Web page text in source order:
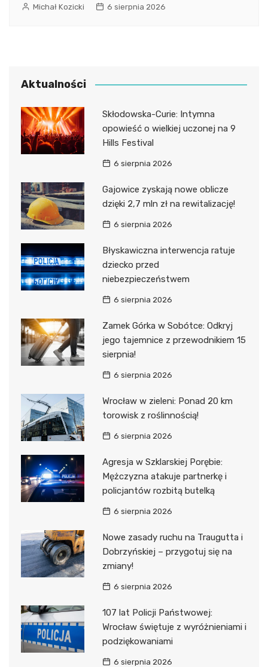
Michał Kozicki 6 sierpnia 2026
Aktualności
Skłodowska-Curie: Intymna
opowieść o wielkiej uczonej na 9
Hills Festival
6 sierpnia 2026
Gajowice zyskają nowe oblicze
dzięki 2,7 mln zł na rewitalizację!
6 sierpnia 2026
Błyskawiczna interwencja ratuje
dziecko przed
niebezpieczeństwem
6 sierpnia 2026
Zamek Górka w Sobótce: Odkryj
jego tajemnice z przewodnikiem 15
sierpnia!
6 sierpnia 2026
Wrocław w zieleni: Ponad 20 km
torowisk z roślinnością!
6 sierpnia 2026
Agresja w Szklarskiej Porębie:
Mężczyzna atakuje partnerkę i
policjantów rozbitą butelką
6 sierpnia 2026
Nowe zasady ruchu na Traugutta i
Dobrzyńskiej – przygotuj się na
zmiany!
6 sierpnia 2026
107 lat Policji Państwowej:
Wrocław świętuje z wyróżnieniami i
podziękowaniami
6 sierpnia 2026